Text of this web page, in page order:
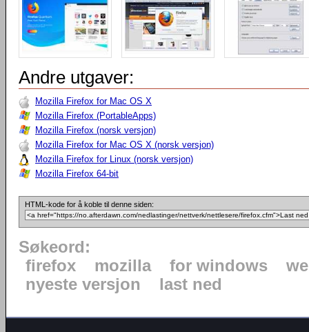
Andre utgaver:
Mozilla Firefox for Mac OS X
Mozilla Firefox (PortableApps)
Mozilla Firefox (norsk versjon)
Mozilla Firefox for Mac OS X (norsk versjon)
Mozilla Firefox for Linux (norsk versjon)
Mozilla Firefox 64-bit
HTML-kode for å koble til denne siden:
Søkeord:
firefox
mozilla for windows
nyeste versjon
last ned